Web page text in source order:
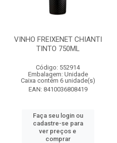
VINHO FREIXENET CHIANTI
TINTO 750ML
Código: 552914
Embalagem: Unidade
Caixa contém 6 unidade(s)
EAN: 8410036808419
Faça seu login ou
cadastre-se para
ver preços e
comprar